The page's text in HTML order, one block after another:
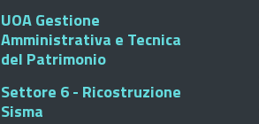
UOA Gestione
Amministrativa e Tecnica
del Patrimonio
Settore 6 - Ricostruzione
Sisma